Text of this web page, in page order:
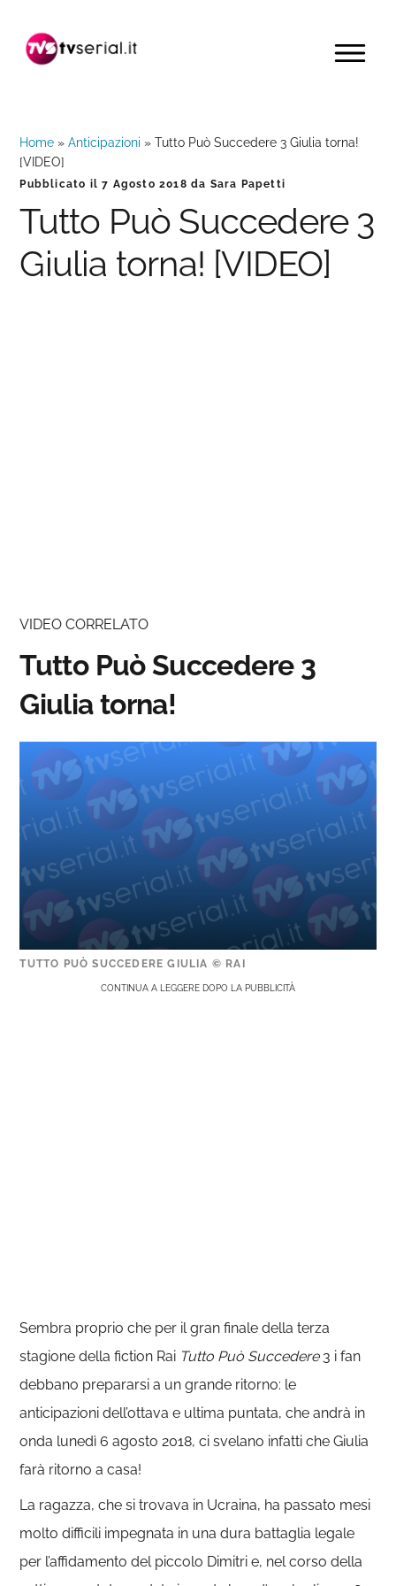
navigazione
contenuto
barra
MENU
Home »Anticipazioni »Tutto Può Succedere 3 Giulia torna!
[VIDEO]
Pubblicato il7 Agosto 2018 da Sara Papetti
Tutto Può Succedere 3
Giulia torna! [VIDEO]
VIDEO CORRELATO
Tutto Può Succedere 3
Giulia torna!
TUTTO PUÒ SUCCEDERE GIULIA © RAI
CONTINUA A LEGGERE DOPO LA PUBBLICITÀ
Sembra proprio che per il gran finale della terza
stagione della fiction Rai Tutto Può Succedere 3 i fan
debbano prepararsi a un grande ritorno: le
anticipazioni dell’ottava e ultima puntata, che andrà in
onda lunedì 6 agosto 2018, ci svelano infatti che Giulia
farà ritorno a casa!
La ragazza, che si trovava in Ucraina, ha passato mesi
molto difficili impegnata in una dura battaglia legale
per l’affidamento del piccolo Dimitri e, nel corso della